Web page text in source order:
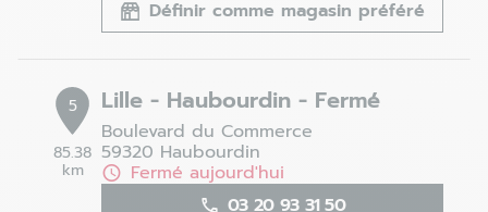
Définir comme magasin préféré
5
85.38
km
Lille - Haubourdin - Fermé
Boulevard du Commerce
59320 Haubourdin
Fermé aujourd'hui
03 20 93 31 50